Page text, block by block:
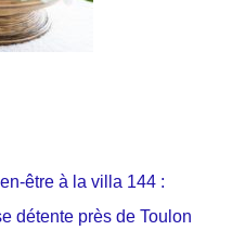
être à la villa 144 :
détente près de Toulon